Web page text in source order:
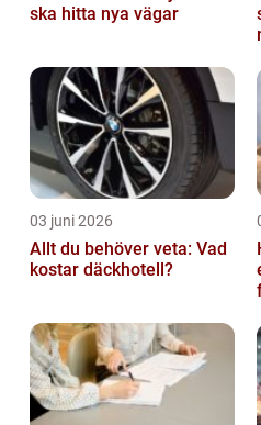
ska hitta nya vägar
03 juni 2026
Allt du behöver veta: Vad
kostar däckhotell?